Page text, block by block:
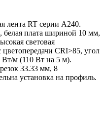
лента RT серии A240.
плата шириной 10 мм,
световая
CRI>85, угол
м (110 Вт на 5 м).
33.33 мм, 8
установка на профиль.